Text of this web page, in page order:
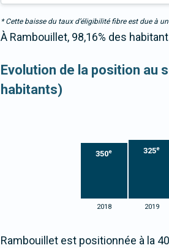
* Cette baisse du taux d’éligibilité fibre est due à
À Rambouillet, 98,16% des
Evolution de la position au
habitants)
350e 325e
2018 2019
Rambouillet est positionnée à la